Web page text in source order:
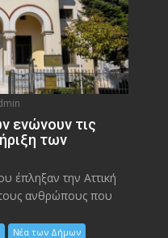
ενώνουν τις
των
έπληξαν την Αττική
ανθρώπους που
Νέα των Δήμων